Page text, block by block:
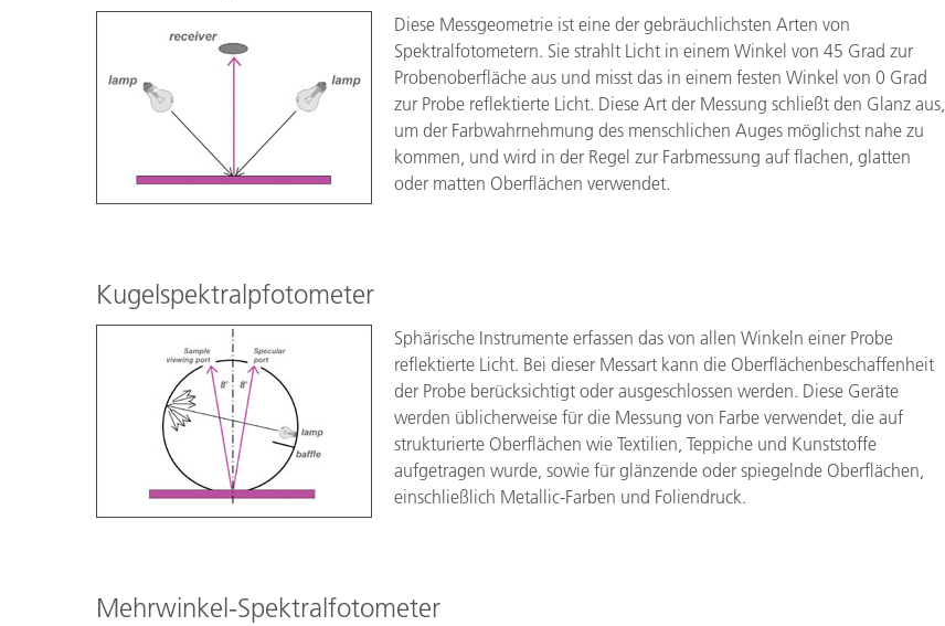
Diese Messgeometrie ist eine der gebräuchlichsten Arten von
Spektralfotometern. Sie strahlt Licht in einem Winkel von 45 Grad zur
Probenoberfläche aus und misst das in einem festen Winkel von 0 Grad
zur Probe reflektierte Licht. Diese Art der Messung schließt den Glanz aus,
um der Farbwahrnehmung des menschlichen Auges möglichst nahe zu
kommen, und wird in der Regel zur Farbmessung auf flachen, glatten
oder matten Oberflächen verwendet.
Kugelspektralpfotometer
Sphärische Instrumente erfassen das von allen Winkeln einer Probe
reflektierte Licht. Bei dieser Messart kann die Oberflächenbeschaffenheit
der Probe berücksichtigt oder ausgeschlossen werden. Diese Geräte
werden üblicherweise für die Messung von Farbe verwendet, die auf
strukturierte Oberflächen wie Textilien, Teppiche und Kunststoffe
aufgetragen wurde, sowie für glänzende oder spiegelnde Oberflächen,
einschließlich Metallic-Farben und Foliendruck.
Mehrwinkel-Spektralfotometer